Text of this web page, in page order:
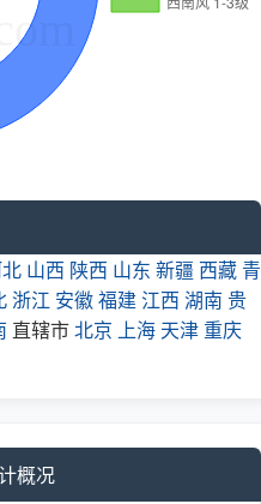
山西 陕西 山东 新疆 西藏 青
浙江 安徽福建 江西 湖南 贵
直辖市北京 上海 天津 重庆
概况